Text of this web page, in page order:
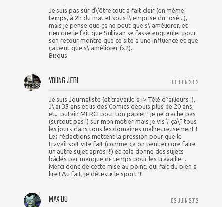
Je suis pas sûr d\'être tout à fait clair (en même
temps, à 2h du mat et sous l\'emprise du rosé...),
mais je pense que ça ne peut que s\'améliorer, et
rien que le fait que Sullivan se fasse engueuler pour
son retour montre que ce site a une influence et que
ça peut que s\'améliorer (x2).
Bisous.
03 JUIN 2012
YOUNG JEDI
Je suis Journaliste (et travaille à i> Télé d?ailleurs !),
J\'ai 35 ans et lis des Comics depuis plus de 20 ans,
et... putain MERCI pour ton papier ! je ne crache pas
(surtout pas !) sur mon métier mais je vis \"ça\" tous
les jours dans tous les domaines malheureusement !
Les rédactions mettent la pression pour que le
travail soit vite fait (comme ça on peut encore faire
un autre sujet après !!!) et cela donne des sujets
bâclés par manque de temps pour les travailler...
Merci donc de cette mise au point, qui fait du bien à
lire ! Au fait, je déteste le sport !!!
02 JUIN 2012
MAX BO